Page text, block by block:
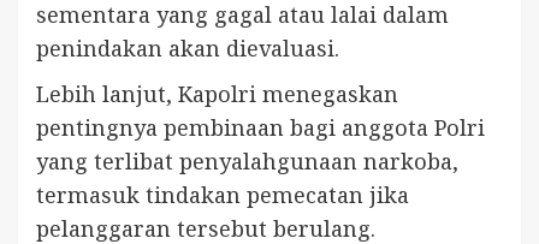
sementara yang gagal atau lalai dalam
penindakan akan dievaluasi.
Lebih lanjut, Kapolri menegaskan
pentingnya pembinaan bagi anggota Polri
yang terlibat penyalahgunaan narkoba,
termasuk tindakan pemecatan jika
pelanggaran tersebut berulang.